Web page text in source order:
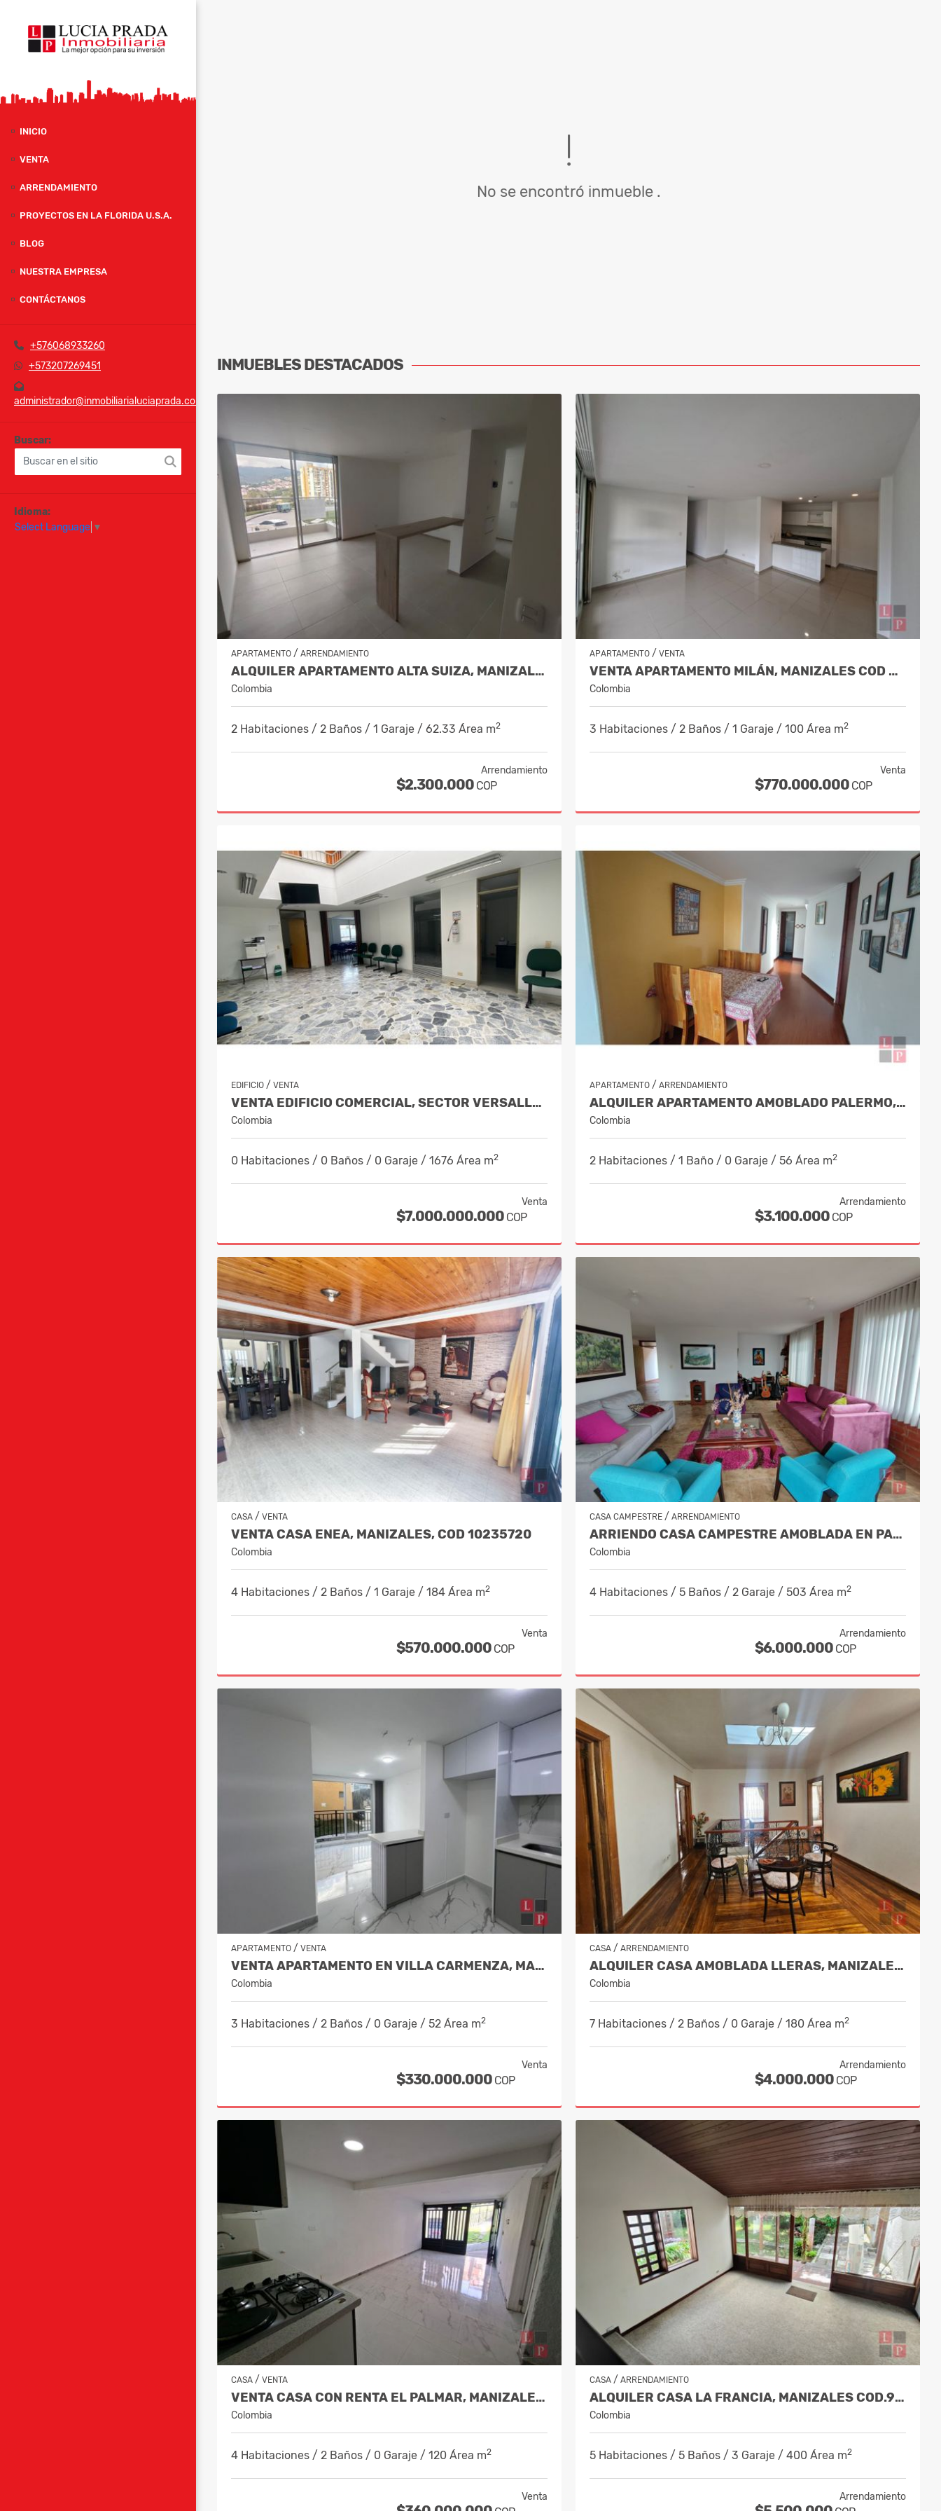
INICIO
VENTA
ARRENDAMIENTO
PROYECTOS EN LA FLORIDA U.S.A.
BLOG
NUESTRA EMPRESA
CONTÁCTANOS
+576068933260
+573207269451
administrador@inmobiliarialuciaprada.com
Buscar:
Idioma:
Select Language ▼
No se encontró inmueble .
INMUEBLESDESTACADOS
APARTAMENTO / ARRENDAMIENTO
ALQUILER APARTAMENTO ALTA SUIZA, MANIZALES COD.10214251
Colombia
2 Habitaciones / 2 Baños / 1 Garaje / 62.33 Área m2
Arrendamiento
$2.300.000 COP
APARTAMENTO / VENTA
VENTA APARTAMENTO MILÁN, MANIZALES COD 9819150
Colombia
3 Habitaciones / 2 Baños / 1 Garaje / 100 Área m2
Venta
$770.000.000 COP
EDIFICIO / VENTA
VENTA EDIFICIO COMERCIAL, SECTOR VERSALLES, MANIZALES COD 9884653
Colombia
0 Habitaciones / 0 Baños / 0 Garaje / 1676 Área m2
Venta
$7.000.000.000 COP
APARTAMENTO / ARRENDAMIENTO
ALQUILER APARTAMENTO AMOBLADO PALERMO, MANIZALES COD 10125963
Colombia
2 Habitaciones / 1 Baño / 0 Garaje / 56 Área m2
Arrendamiento
$3.100.000 COP
CASA / VENTA
VENTA CASA ENEA, MANIZALES, COD 10235720
Colombia
4 Habitaciones / 2 Baños / 1 Garaje / 184 Área m2
Venta
$570.000.000 COP
CASA CAMPESTRE / ARRENDAMIENTO
ARRIENDO CASA CAMPESTRE AMOBLADA EN PALESTINA, COD 9778763
Colombia
4 Habitaciones / 5 Baños / 2 Garaje / 503 Área m2
Arrendamiento
$6.000.000 COP
APARTAMENTO / VENTA
VENTA APARTAMENTO EN VILLA CARMENZA, MANIZALES COD 10084871
Colombia
3 Habitaciones / 2 Baños / 0 Garaje / 52 Área m2
Venta
$330.000.000 COP
CASA / ARRENDAMIENTO
ALQUILER CASA AMOBLADA LLERAS, MANIZALES, CÓDIGO 10088372
Colombia
7 Habitaciones / 2 Baños / 0 Garaje / 180 Área m2
Arrendamiento
$4.000.000 COP
CASA / VENTA
VENTA CASA CON RENTA EL PALMAR, MANIZALES, COD. 9712837
Colombia
4 Habitaciones / 2 Baños / 0 Garaje / 120 Área m2
Venta
CASA / ARRENDAMIENTO
ALQUILER CASA LA FRANCIA, MANIZALES COD.9886230
Colombia
5 Habitaciones / 5 Baños / 3 Garaje / 400 Área m2
Arrendamiento